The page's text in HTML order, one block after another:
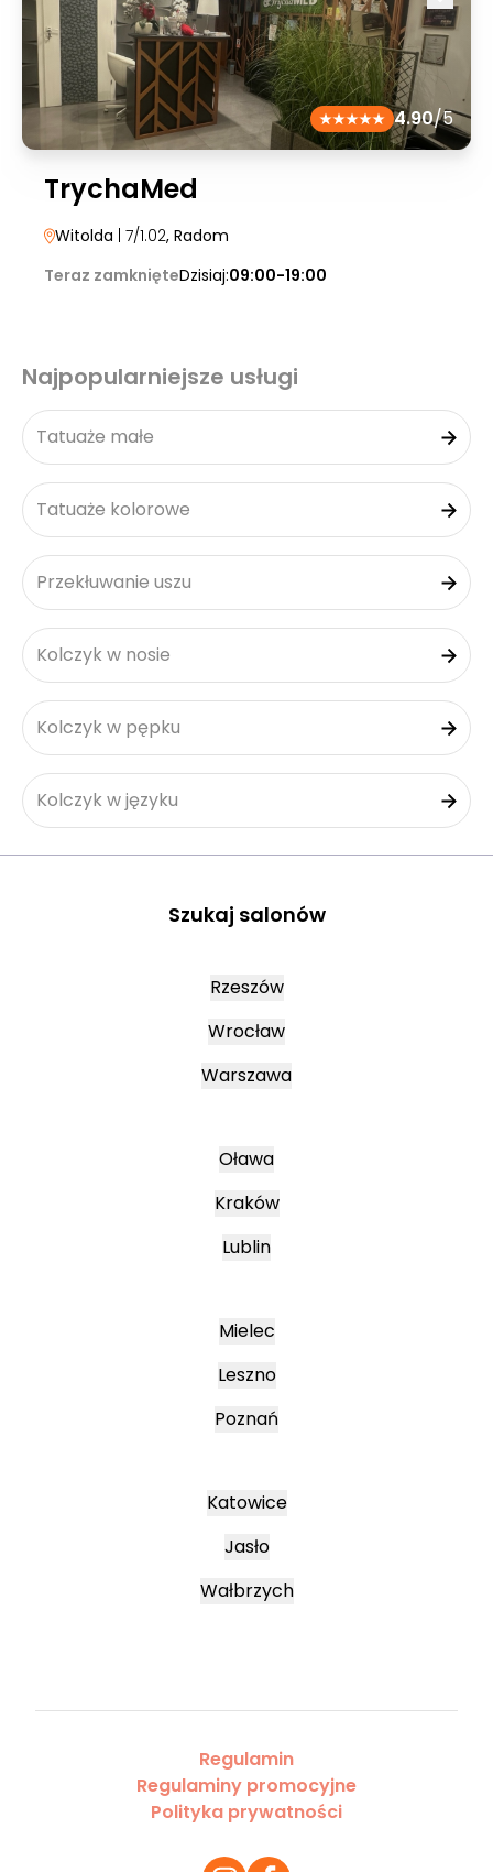
4.90/5
TrychaMed
Witolda | 7/1.02, Radom
Teraz zamknięteDzisiaj:09:00-19:00
Najpopularniejsze usługi
Tatuaże małe
Tatuaże kolorowe
Przekłuwanie uszu
Kolczyk w nosie
Kolczyk w pępku
Kolczyk w języku
Szukaj salonów
Rzeszów
Wrocław
Warszawa
Oława
Kraków
Lublin
Mielec
Leszno
Poznań
Katowice
Jasło
Wałbrzych
Regulamin
Regulaminy promocyjne
Polityka prywatności